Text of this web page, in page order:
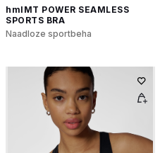
hmlMT POWER SEAMLESS
SPORTS BRA
Naadloze sportbeha